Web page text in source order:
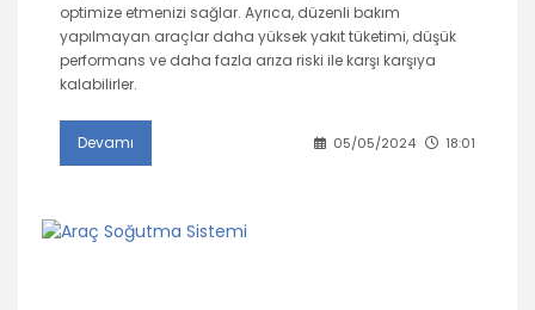
optimize etmenizi sağlar. Ayrıca, düzenli bakım
yapılmayan araçlar daha yüksek yakıt tüketimi, düşük
performans ve daha fazla arıza riski ile karşı karşıya
kalabilirler.
Devamı 05/05/2024 18:01